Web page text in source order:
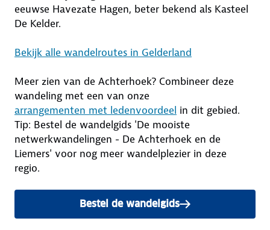
eeuwse Havezate Hagen, beter bekend als Kasteel
De Kelder.
Bekijk alle wandelroutes in Gelderland
Meer zien van de Achterhoek? Combineer deze
wandeling met een van onze
arrangementen met ledenvoordeel in dit gebied.
Tip: Bestel de wandelgids 'De mooiste
netwerkwandelingen - De Achterhoek en de
Liemers' voor nog meer wandelplezier in deze
regio.
Bestel de wandelgids